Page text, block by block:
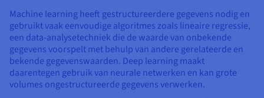
Machine learning heeft gestructureerdere gegevens nodig en
gebruikt vaak eenvoudige algoritmes zoals lineaire regressie,
een data-analysetechniek die de waarde van onbekende
gegevens voorspelt met behulp van andere gerelateerde en
bekende gegevenswaarden. Deep learning maakt
daarentegen gebruik van neurale netwerken en kan grote
volumes ongestructureerde gegevens verwerken.